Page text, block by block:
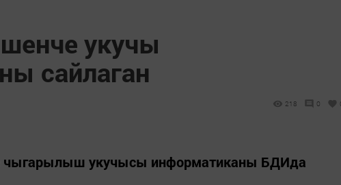
укучы
сайлаган
218 0
чыгарылыш укучысы информатиканы БДИда